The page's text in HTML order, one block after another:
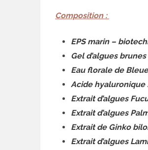
Composition :
EPS marin –
Gel d’algues brunes
Eau florale de
Acide hyaluronique
Extrait d’algues
Extrait d’algues
Extrait de Ginko
Extrait d’algues